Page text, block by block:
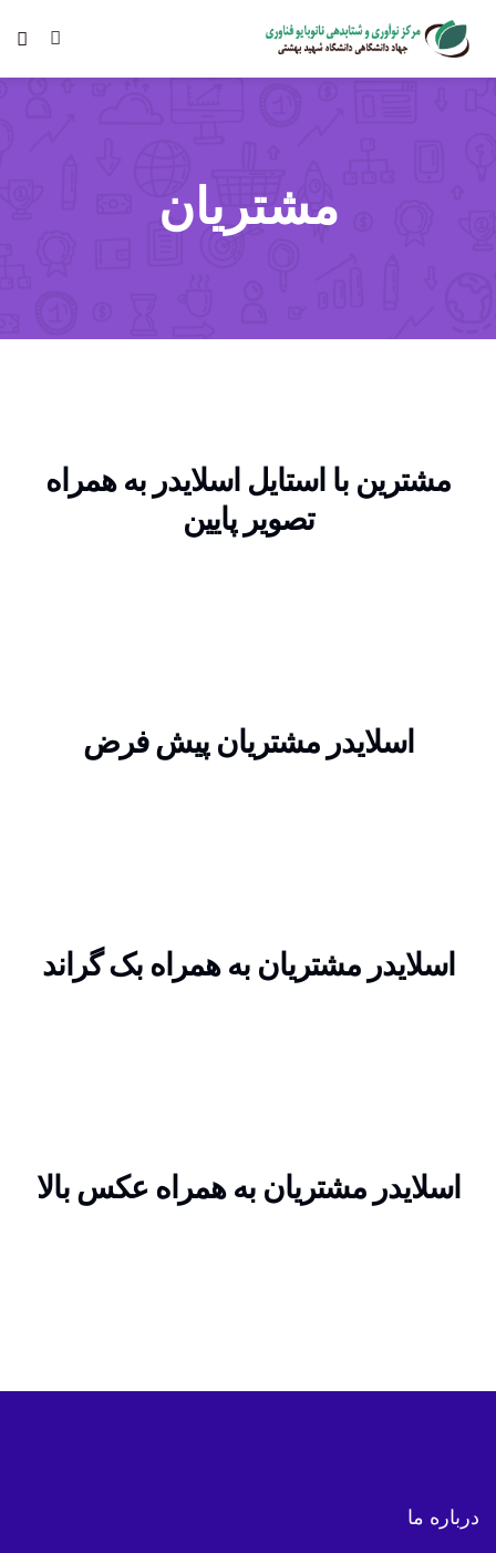
مشتریان
مشترین با استایل اسلایدر به همراه
تصویر پایین
اسلایدر مشتریان پیش فرض
اسلایدر مشتریان به همراه بک گراند
اسلایدر مشتریان به همراه عکس بالا
درباره ما